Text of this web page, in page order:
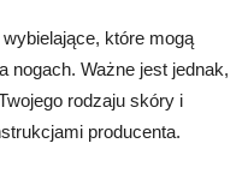
które mogą
nogach. Ważne jest jednak,
rodzaju skóry i
producenta.